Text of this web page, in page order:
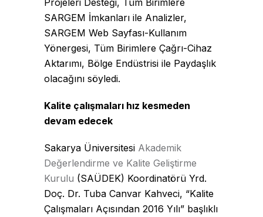
SARGEM İmkanları ile Analizler,
SARGEM Web Sayfası-Kullanım
Yönergesi, Tüm Birimlere Çağrı-Cihaz
Aktarımı, Bölge Endüstrisi ile Paydaşlık
olacağını söyledi.
Kalite çalışmaları hız kesmeden
devam edecek
Sakarya Üniversitesi Akademik
Değerlendirme ve Kalite Geliştirme
Kurulu (SAÜDEK) Koordinatörü Yrd.
Doç. Dr. Tuba Canvar Kahveci, “Kalite
Çalışmaları Açısından 2016 Yılı” başlıklı